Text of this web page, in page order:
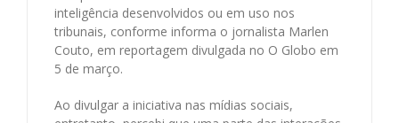
inteligência desenvolvidos ou em uso nos
tribunais, conforme informa o jornalista Marlen
Couto, em reportagem divulgada no O Globo em
5 de março.
Ao divulgar a iniciativa nas mídias sociais,